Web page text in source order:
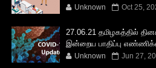
Unknown Oct 25,
27.06.21 தமிழகத்தில்
இன்றைய பாதிப்பு
Unknown Jun 27,